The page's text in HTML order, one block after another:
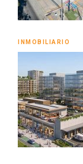
INMOBILIARIO